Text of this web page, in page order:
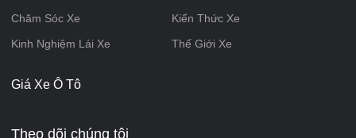
Chăm Sóc Xe
Kinh Nghiệm Lái Xe
Kiến Thức Xe
Thế Giới Xe
Giá Xe Ô Tô
Theo dõi chúng tôi